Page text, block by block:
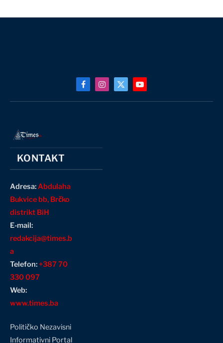
FacebookInstagram
X
(Twitter)
YouTube
KONTAKT
Adresa:Abdulaha
Bukvice bb, Brčko
distrikt BiH
E-mail:
redakcija@times.b
a
Telefon:+387 70
330 097
Web:
www.times.ba
Političko Nezavisni
Informativni Portal